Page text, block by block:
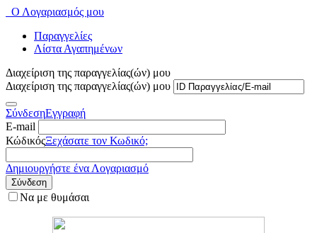
Ο Λογαριασμός μου
Παραγγελίες
Λίστα Αγαπημένων
Διαχείριση της παραγγελίας(ών) μου
Διαχείριση της παραγγελίας(ών) μου
ΣύνδεσηΕγγραφή
E-mail
ΚώδικόςΞεχάσατε τον Κωδικό;
Δημιουργήστε ένα Λογαριασμό
Σύνδεση
Να με θυμάσαι